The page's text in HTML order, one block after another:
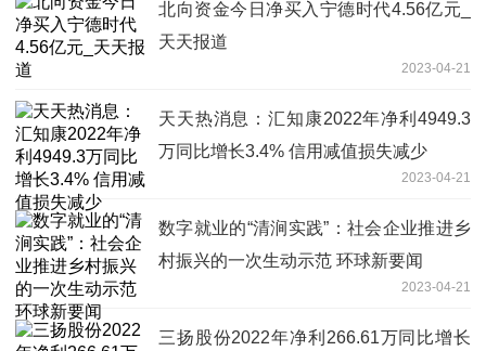
北向资金今日净买入宁德时代4.56亿元_
天天报道
2023-04-21
天天热消息：汇知康2022年净利4949.3
万同比增长3.4% 信用减值损失减少
2023-04-21
数字就业的“清涧实践”：社会企业推进乡
村振兴的一次生动示范 环球新要闻
2023-04-21
三扬股份2022年净利266.61万同比增长